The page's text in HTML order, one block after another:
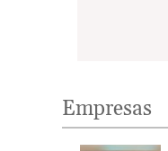
Empresas